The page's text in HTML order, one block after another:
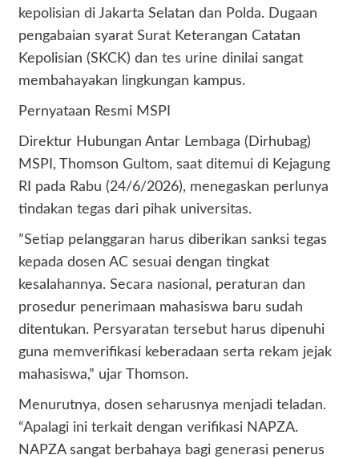
kepolisian di Jakarta Selatan dan Polda. Dugaan
pengabaian syarat Surat Keterangan Catatan
Kepolisian (SKCK) dan tes urine dinilai sangat
membahayakan lingkungan kampus.
​Pernyataan Resmi MSPI
​Direktur Hubungan Antar Lembaga (Dirhubag)
MSPI, Thomson Gultom, saat ditemui di Kejagung
RI pada Rabu (24/6/2026), menegaskan perlunya
tindakan tegas dari pihak universitas.
​”Setiap pelanggaran harus diberikan sanksi tegas
kepada dosen AC sesuai dengan tingkat
kesalahannya. Secara nasional, peraturan dan
prosedur penerimaan mahasiswa baru sudah
ditentukan. Persyaratan tersebut harus dipenuhi
guna memverifikasi keberadaan serta rekam jejak
mahasiswa,” ujar Thomson.
​Menurutnya, dosen seharusnya menjadi teladan.
“Apalagi ini terkait dengan verifikasi NAPZA.
NAPZA sangat berbahaya bagi generasi penerus